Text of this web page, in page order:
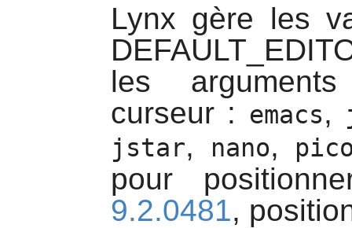
Lynx gère les
les
curseur :
emacs,
jstar, nano,
pour
9.2.0481,